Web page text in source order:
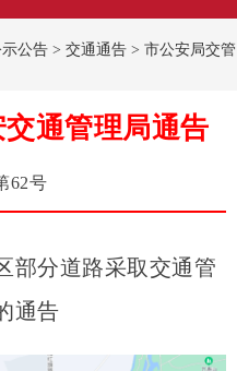
公告 > 交通通告 > 市公安局交管
通管理局通告
62号
部分道路采取交通管
通告